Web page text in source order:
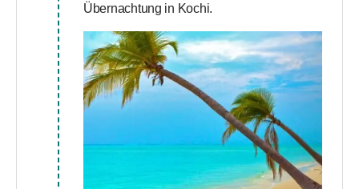
Übernachtung in Kochi.